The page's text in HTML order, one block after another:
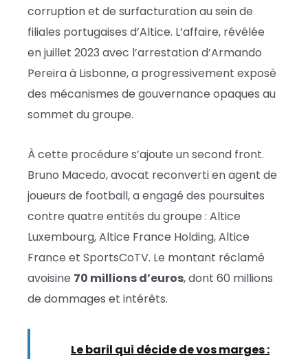
corruption et de surfacturation au sein de
filiales portugaises d’Altice. L’affaire, révélée
en juillet 2023 avec l’arrestation d’Armando
Pereira à Lisbonne, a progressivement exposé
des mécanismes de gouvernance opaques au
sommet du groupe.
À cette procédure s’ajoute un second front.
Bruno Macedo, avocat reconverti en agent de
joueurs de football, a engagé des poursuites
contre quatre entités du groupe : Altice
Luxembourg, Altice France Holding, Altice
France et SportsCoTV. Le montant réclamé
avoisine 70 millions d’euros, dont 60 millions
de dommages et intérêts.
Le baril qui décide de vos marges :